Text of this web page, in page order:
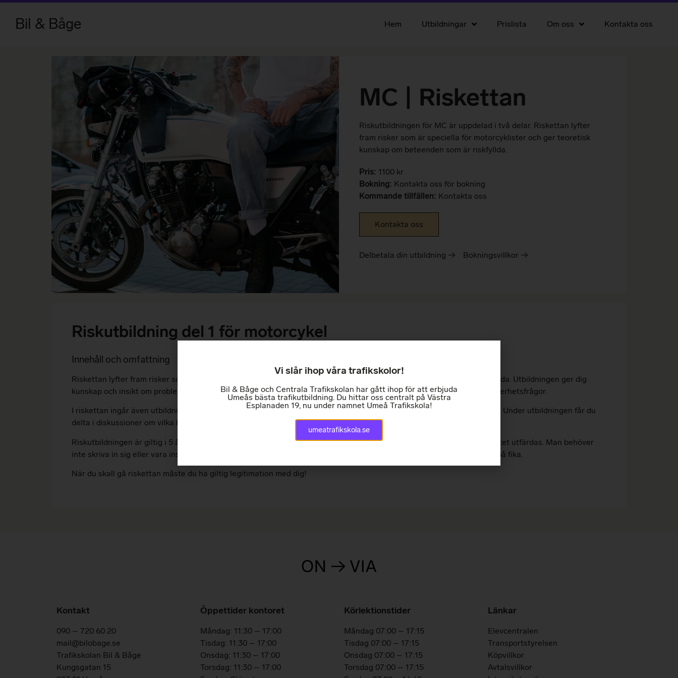
Bil & Båge Hem Utbildningar Prislista Om oss Kontakta oss
MC | Riskettan
Riskutbildningen för MC är uppdelad i två delar. Riskettan lyfter
fram risker som är speciella för motorcyklister och ger teoretisk
kunskap om beteenden som är riskfyllda.
Pris: 1100 kr
Bokning: Kontakta oss för bokning
Kommande tillfällen: Kontakta oss
Kontakta oss
Delbetala din utbildning → Bokningsvillkor →
Riskutbildning del 1 för motorcykel​
Innehåll och omfattning
Riskettan lyfter fram risker som är speciella för motorcyklister och ger teoretisk kunskap om beteenden som är riskfyllda. Utbildningen ger dig
kunskap och insikt om problemen med alkohol, andra droger och trötthet i samband med körning och en rad andra säkerhetsfrågor.
I riskettan ingår även utbildning om till exempel olika typer av skyddsutrustning, däck, bromsar, olika väglag med mera. Under utbildningen får du
delta i diskussioner om vilka konsekvenserna kan bli av riskerna, vad som ökar dem och hur de kan undvikas.
Riskutbildningen är giltig i 5 år från att du genomfört den, men giltighetstiden upphör att gälla samma dag som körkortet utfärdas. Man behöver
inte skriva in sig eller vara inskriven hos oss för att genomföra Riskettan hos oss. Kursen är på 4 timme och vi bjuder på fika.
När du skall gå riskettan måste du ha giltig legitimation med dig!
Kontakt
090 – 720 60 20
mail@bilobage.se
Trafikskolan Bil & Båge
Kungsgatan 15
Öppettider kontoret
Måndag: 11:30 – 17:00
Tisdag: 11:30 – 17:00
Onsdag: 11:30 – 17:00
Torsdag: 11:30 – 17:00
Körlektionstider
Måndag 07:00 – 17:15
Tisdag 07:00 – 17:15
Onsdag 07:00 – 17:15
Torsdag 07:00 – 17:15
Länkar
Elevcentralen
Transportstyrelsen
Köpvillkor
Avtalsvillkor
Vi slår ihop våra trafikskolor!
Bil & Båge och Centrala Trafikskolan har gått ihop för att erbjuda
Umeås bästa trafikutbildning. Du hittar oss centralt på Västra
Esplanaden 19, nu under namnet Umeå Trafikskola!
umeatrafikskola.se